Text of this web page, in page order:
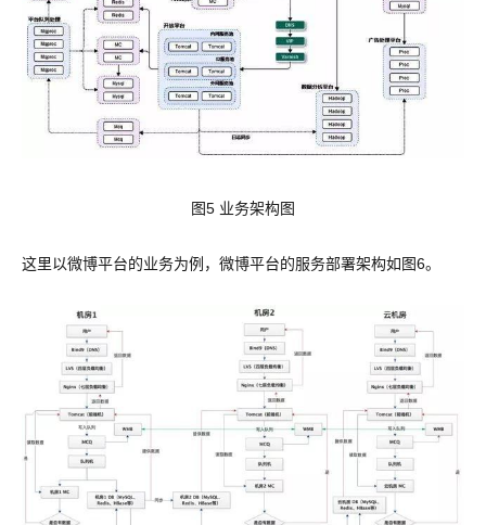
图5 业务架构图
这里以微博平台的业务为例，微博平台的服务部署架构如图6。